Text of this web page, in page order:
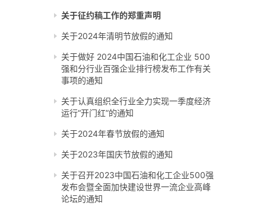
关于征约稿工作的郑重声明
关于2024年清明节放假的通知
关于做好 2024中国石油和化工企业 500
强和分行业百强企业排行榜发布工作有关
事项的通知
关于认真组织全行业全力实现一季度经济
运行“开门红”的通知
关于2024年春节放假的通知
关于2023年国庆节放假的通知
关于召开2023中国石油和化工企业500强
发布会暨全面加快建设世界一流企业高峰
论坛的通知